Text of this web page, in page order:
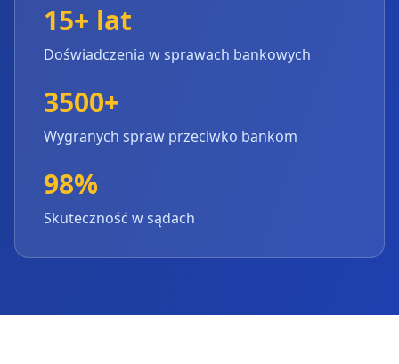
15+ lat
Doświadczenia w sprawach bankowych
3500+
Wygranych spraw przeciwko bankom
98%
Skuteczność w sądach